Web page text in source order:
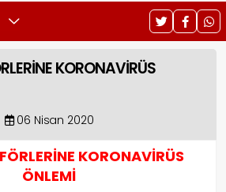
KORONAVİRÜS
06 Nisan 2020
KORONAVİRÜS
ÖNLEMİ